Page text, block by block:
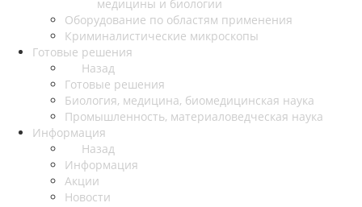
медицины и биологии
Оборудование по областям применения
Криминалистические микроскопы
Готовые решения
Назад
Готовые решения
Биология, медицина, биомедицинская наука
Промышленность, материаловедческая наука
Информация
Назад
Информация
Акции
Новости